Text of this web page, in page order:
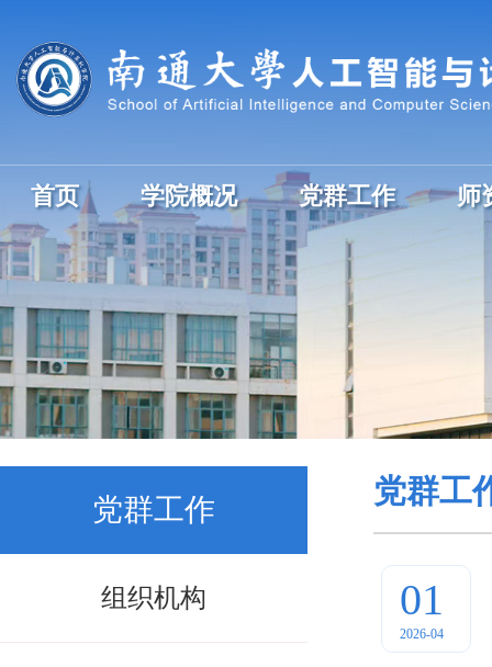
首页 学院概况 党群工作 师
党群工作
组织机构
党群工
01
2026-04